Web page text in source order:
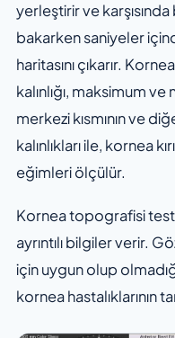
yerleştirir ve karşısında
bakarken saniyeler
haritasını çıkarır.
kalınlığı, maksimum ve
merkezi kısmının ve
kalınlıkları ile, kornea
eğimleri ölçülür.
Kornea topografisi
ayrıntılı bilgiler verir.
için uygun olup
kornea hastalıklarının